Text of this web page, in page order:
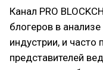
Канал PRO
блогеров в
индустрии, и часто
представителей